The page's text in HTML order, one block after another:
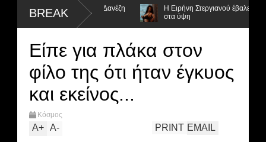
BREAK
από την ομάδα της Σοφίας Δανέζη
Η Ειρήνη Στεργιανού έβαλε τα...
στα ύψη
Είπε για πλάκα στον
φίλο της ότι ήταν έγκυος
και εκείνος...
Κόσμος
A+ A- EMAIL
PRINT